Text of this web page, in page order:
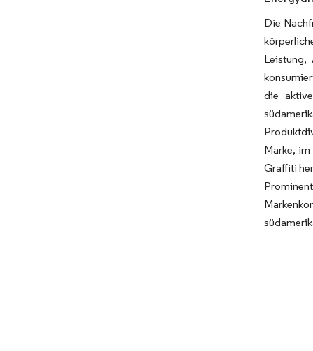
Die
Leistung,
die
Marke,
Graffiti